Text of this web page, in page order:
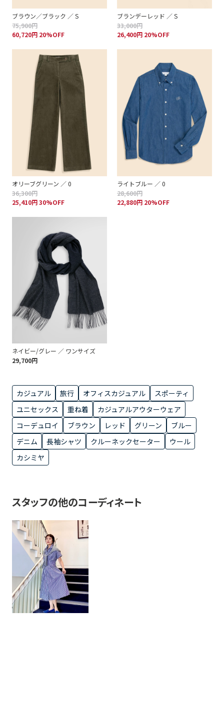
ブラウン／ブラック ／ S
75,900円
60,720円 20%OFF
ブランデーレッド ／ S
33,000円
26,400円 20%OFF
オリーブグリーン ／ 0
36,300円
25,410円 30%OFF
ライトブルー ／ 0
28,600円
22,880円 20%OFF
ネイビー/グレー ／ ワンサイズ
29,700円
カジュアル 旅行 オフィスカジュアル
スポーティ
ユニセックス
重ね着
カジュアルアウターウェア
コーデュロイ
ブラウン レッド グリーン
ブルー
デニム
長袖シャツ クルーネックセーター
ウール
カシミヤ
スタッフの他のコーディネート